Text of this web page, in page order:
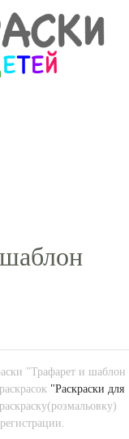
"Трафарет и шаблон
"Раскраски для